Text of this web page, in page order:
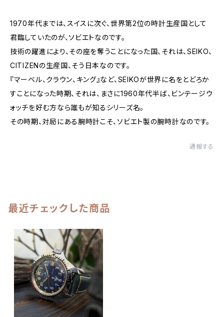
1970年代までは、スイスに次ぐ、世界第2位の時計生産国として
君臨していたのが、ソビエトなのです。
技術の躍進により、その座を奪うことになった国、それは、SEIKO、
CITIZENの生産国、そう日本なのです。
『マーベル、クラウン、キング』など、SEIKOが世界に名をとどろか
すことになった時期、それは、まさに1960年代半ば、ビンテージウ
ォッチを好む方なら誰もが知るシリーズ名。
その時期、対局にある腕時計こそ、ソビエト製の腕時計なのです。
通報する
最近チェックした商品